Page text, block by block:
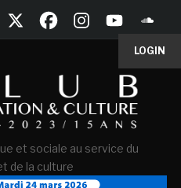
LOGIN
et sociale au service du
de la culture